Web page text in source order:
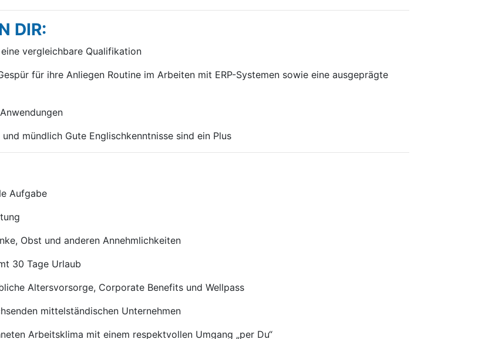
DIR:
vergleichbare Qualifikation
für ihre Anliegen Routine im Arbeiten mit ERP-Systemen sowie eine ausgeprägte
mündlich Gute Englischkenntnisse sind ein Plus
Aufgabe
Obst und anderen Annehmlichkeiten
30 Tage Urlaub
Altersvorsorge, Corporate Benefits und Wellpass
mittelständischen Unternehmen
Arbeitsklima mit einem respektvollen Umgang „per Du“